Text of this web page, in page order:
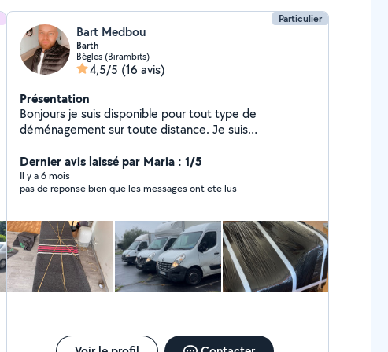
Particulier
Bart Medbou
Barth
Bègles (Birambits)
4,5/5 (16 avis)
Présentation
Bonjours je suis disponible pour tout type de
déménagement sur toute distance. Je suis
prestations de qualité pour n'importe qu'elle quantité
Dernier avis laissé par Maria : 1/5
Il y a 6 mois
pas de reponse bien que les messages ont ete lus